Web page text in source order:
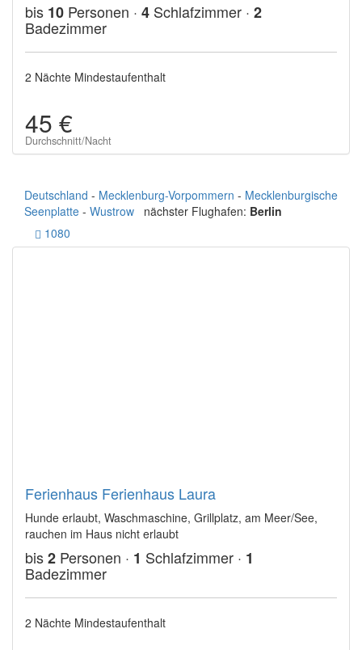
bis 10 Personen · 4 Schlafzimmer · 2
Badezimmer
2 Nächte Mindestaufenthalt
45 €
Durchschnitt/Nacht
Deutschland - Mecklenburg-Vorpommern - Mecklenburgische
Seenplatte - Wustrow nächster Flughafen: Berlin
1080
Ferienhaus Ferienhaus Laura
Hunde erlaubt, Waschmaschine, Grillplatz, am Meer/See,
rauchen im Haus nicht erlaubt
bis2 Personen · 1 Schlafzimmer · 1
Badezimmer
2 Nächte Mindestaufenthalt